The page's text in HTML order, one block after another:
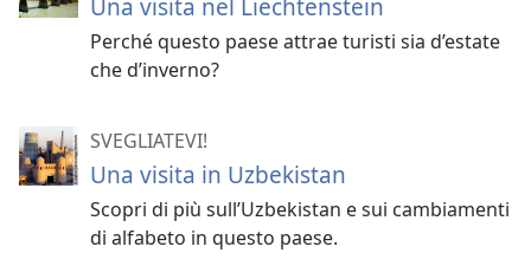
Una visita nel Liechtenstein
Perché questo paese attrae turisti sia d’estate
che d’inverno?
SVEGLIATEVI!
Una visita in Uzbekistan
Scopri di più sull’Uzbekistan e sui cambiamenti
di alfabeto in questo paese.